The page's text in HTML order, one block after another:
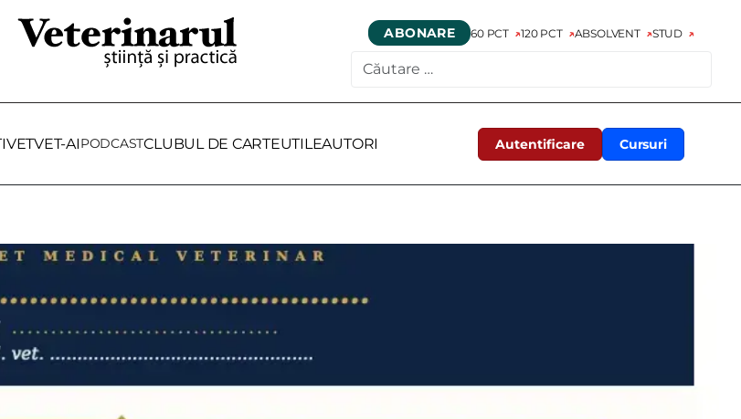
ABONARE 60 PCT 120 PCT ABSOLVENT STUD
Autentificare Cursuri
VET-AIPODCASTCLUBUL DE CARTEUTILEAUTORI